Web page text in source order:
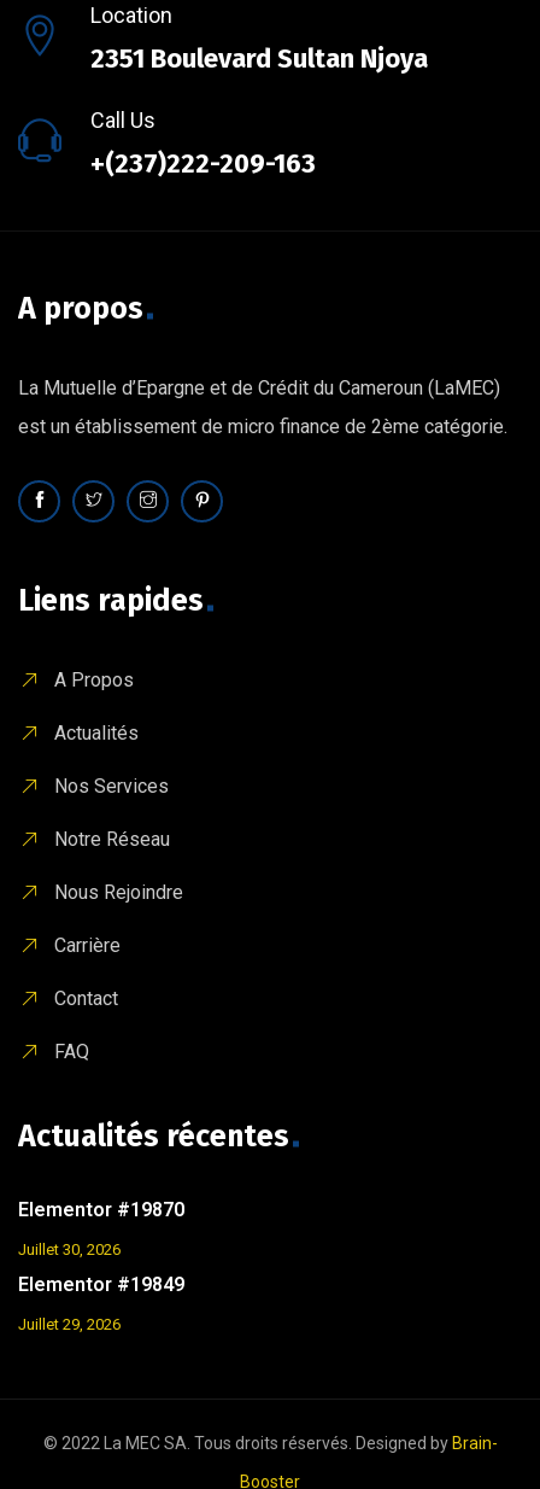
Location
2351 Boulevard Sultan Njoya
Call Us
+(237)222-209-163
A propos
La Mutuelle d’Epargne et de Crédit du Cameroun (LaMEC)
est un établissement de micro finance de 2ème catégorie.
Liens rapides
A Propos
Actualités
Nos Services
Notre Réseau
Nous Rejoindre
Carrière
Contact
FAQ
Actualités récentes
Elementor #19870
Juillet 30, 2026
Elementor #19849
Juillet 29, 2026
© 2022 La MEC SA. Tous droits réservés. Designed by Brain-
Booster